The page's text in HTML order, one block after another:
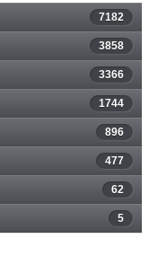
7182
3858
3366
1744
896
477
62
5